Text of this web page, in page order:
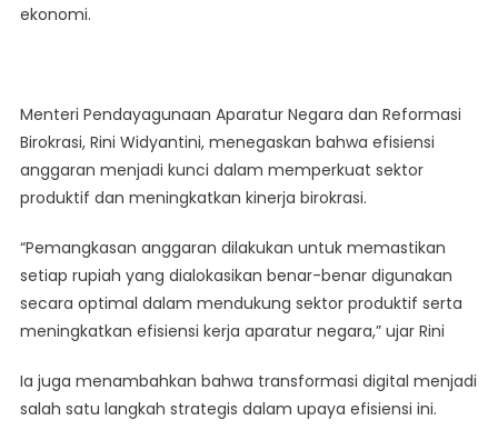
ekonomi.
Menteri Pendayagunaan Aparatur Negara dan Reformasi
Birokrasi, Rini Widyantini, menegaskan bahwa efisiensi
anggaran menjadi kunci dalam memperkuat sektor
produktif dan meningkatkan kinerja birokrasi.
“Pemangkasan anggaran dilakukan untuk memastikan
setiap rupiah yang dialokasikan benar-benar digunakan
secara optimal dalam mendukung sektor produktif serta
meningkatkan efisiensi kerja aparatur negara,” ujar Rini
Ia juga menambahkan bahwa transformasi digital menjadi
salah satu langkah strategis dalam upaya efisiensi ini.